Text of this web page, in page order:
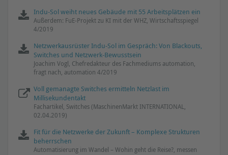
Indu-Sol weiht neues Gebäude mit 55 Arbeitsplätzen ein
Außerdem: FuE-Projekt zu KI mit der WHZ, Wirtschaftsspiegel
4/2019
Netzwerkausrüster Indu-Sol im Gespräch: Von Blackouts,
Switches und Netzwerk-Bewusstsein
Joachim Vogl, Chefredakteur des Fachmediums automation,
fragt nach, automation 4/2019
Voll gemanagte Switches ermitteln Netzlast im
Millisekundentakt
Fachartikel, Switches (MaschinenMarkt INTERNATIONAL,
02.04.2019)
Fit für die Netzwerke der Zukunft – Komplexe Strukturen
beherrschen
Automatisierung im Wandel – Wohin geht die Reise?, messen